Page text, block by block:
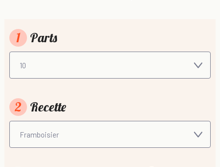
1 Parts
2 Recette